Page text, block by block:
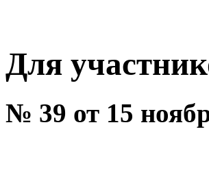
Для
№ 39 от 15